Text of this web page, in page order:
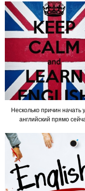
Несколько причин начать
английский прямо